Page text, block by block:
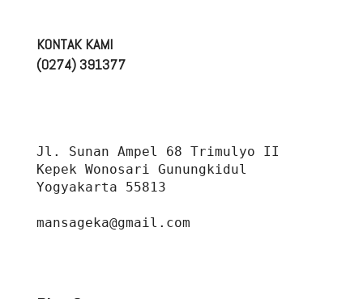
KONTAK KAMI
(0274) 391377
Jl. Sunan Ampel 68 Trimulyo II
Kepek Wonosari Gunungkidul
Yogyakarta 55813
mansageka@gmail.com